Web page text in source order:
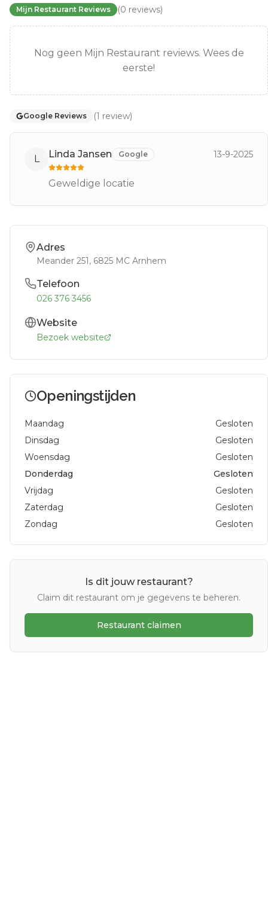
Mijn Restaurant Reviews (0 reviews)
Nog geen Mijn Restaurant reviews. Wees de
eerste!
Google Reviews (1 review)
L Linda Jansen Google 13-9-2025
Geweldige locatie
Adres
Meander 251, 6825 MC Arnhem
Telefoon
026 376 3456
Website
Bezoek website
Openingstijden
Maandag
Gesloten
Dinsdag
Gesloten
Woensdag
Gesloten
Donderdag
Gesloten
Vrijdag
Gesloten
Zaterdag
Gesloten
Zondag
Gesloten
Is dit jouw restaurant?
Claim dit restaurant om je gegevens te beheren.
Restaurant claimen